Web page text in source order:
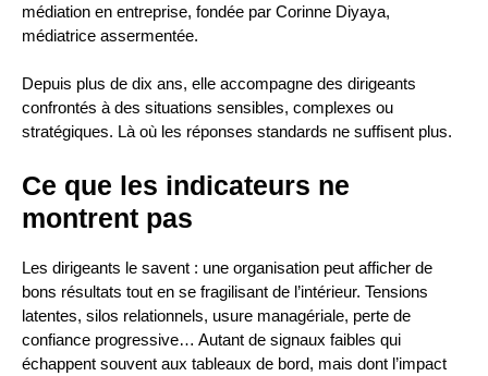
médiation en entreprise, fondée par Corinne Diyaya,
médiatrice assermentée.
Depuis plus de dix ans, elle accompagne des dirigeants
confrontés à des situations sensibles, complexes ou
stratégiques. Là où les réponses standards ne suffisent plus.
Ce que les indicateurs ne
montrent pas
Les dirigeants le savent : une organisation peut afficher de
bons résultats tout en se fragilisant de l’intérieur. Tensions
latentes, silos relationnels, usure managériale, perte de
confiance progressive… Autant de signaux faibles qui
échappent souvent aux tableaux de bord, mais dont l’impact